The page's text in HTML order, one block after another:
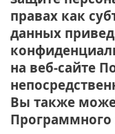
правах как
данных
на веб-сайте
Вы также
Программного